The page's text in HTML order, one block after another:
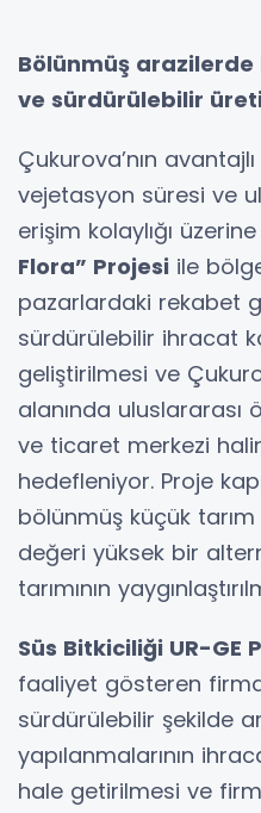
Bölünmüş
ve sürdürülebilir
Çukurova’nın
vejetasyon süresi ve
erişim kolaylığı
Flora” Projesi ile
pazarlardaki rekabet
sürdürülebilir ihracat
geliştirilmesi ve
alanında
ve ticaret merkezi
hedefleniyor. Proje
bölünmüş küçük
değeri yüksek bir
tarımının
Süs Bitkiciliği UR-GE
faaliyet gösteren
sürdürülebilir şekilde
yapılanmalarının
hale getirilmesi ve